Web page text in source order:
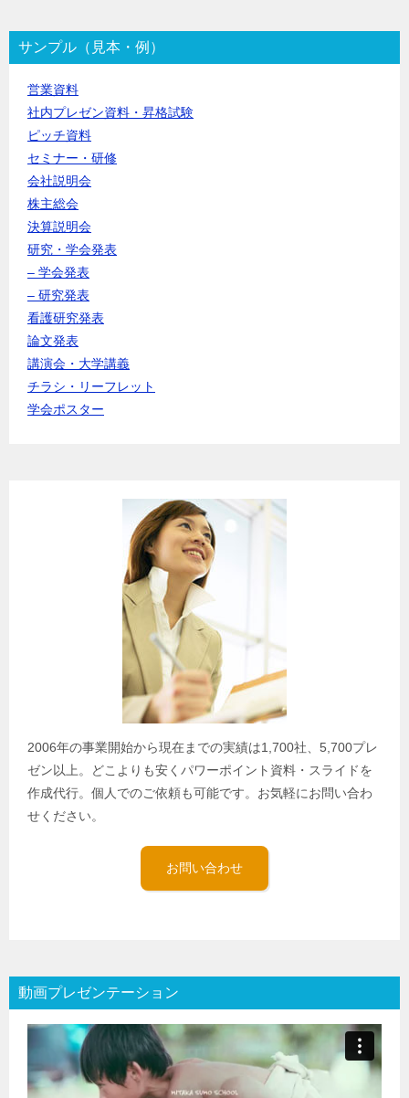
サンプル（見本・例）
営業資料
社内プレゼン資料・昇格試験
ピッチ資料
セミナー・研修
会社説明会
株主総会
決算説明会
研究・学会発表
– 学会発表
– 研究発表
看護研究発表
論文発表
講演会・大学講義
チラシ・リーフレット
学会ポスター
2006年の事業開始から現在までの実績は1,700社、5,700プレ
ゼン以上。どこよりも安くパワーポイント資料・スライドを
作成代行。個人でのご依頼も可能です。お気軽にお問い合わ
せください。
お問い合わせ
動画プレゼンテーション